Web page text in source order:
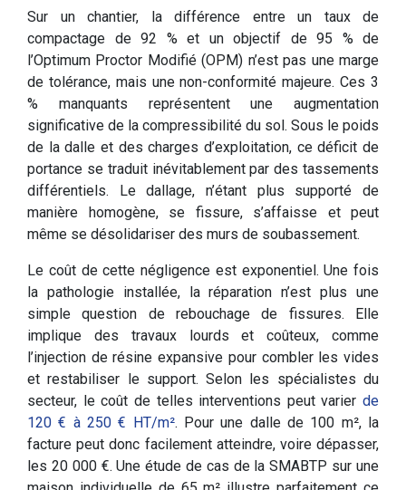
Sur un chantier, la différence entre un taux de
compactage de 92 % et un objectif de 95 % de
l’Optimum Proctor Modifié (OPM) n’est pas une marge
de tolérance, mais une non-conformité majeure. Ces 3
% manquants représentent une augmentation
significative de la compressibilité du sol. Sous le poids
de la dalle et des charges d’exploitation, ce déficit de
portance se traduit inévitablement par des tassements
différentiels. Le dallage, n’étant plus supporté de
manière homogène, se fissure, s’affaisse et peut
même se désolidariser des murs de soubassement.
Le coût de cette négligence est exponentiel. Une fois
la pathologie installée, la réparation n’est plus une
simple question de rebouchage de fissures. Elle
implique des travaux lourds et coûteux, comme
l’injection de résine expansive pour combler les vides
et restabiliser le support. Selon les spécialistes du
secteur, le coût de telles interventions peut varier de
120 € à 250 € HT/m². Pour une dalle de 100 m², la
facture peut donc facilement atteindre, voire dépasser,
les 20 000 €. Une étude de cas de la SMABTP sur une